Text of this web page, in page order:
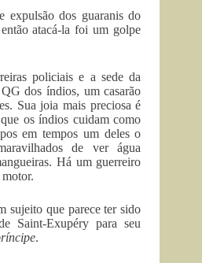
expulsão dos guaranis do
atacá-la foi um golpe
policiais e a sede da
dos índios, um casarão
Sua joia mais preciosa é
os índios cuidam como
em tempos um deles o
de ver água
Há um guerreiro
sujeito que parece ter sido
Saint-Exupéry para seu
.